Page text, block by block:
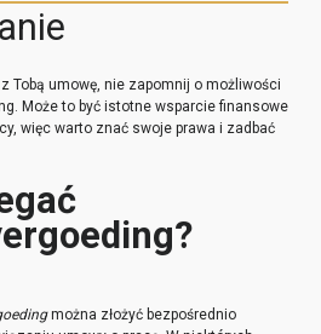
Tobą umowę, nie zapomnij o możliwości
Może to być istotne wsparcie finansowe
więc warto znać swoje prawa i zadbać
?
można złożyć bezpośrednio